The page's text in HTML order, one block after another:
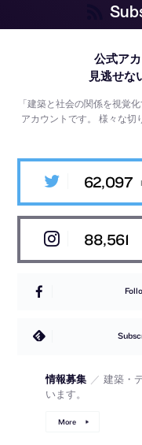
公式ア
見逃せな
「建築と社会の関係を視覚
アカウントです。様々な切
62,097
88,561
情報募集 ／ 建築・
います。
More